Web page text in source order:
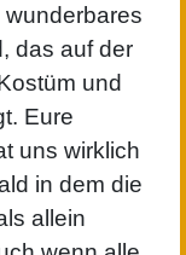
das auf der
und
Eure
uns wirklich
in dem die
allein